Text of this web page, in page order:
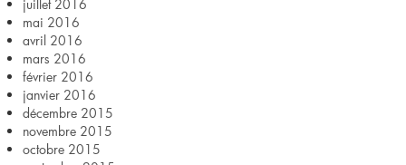
juillet 2016
mai 2016
avril 2016
mars 2016
février 2016
janvier 2016
décembre 2015
novembre 2015
octobre 2015